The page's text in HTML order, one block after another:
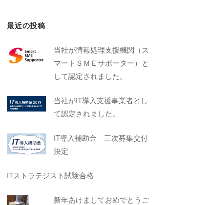
最近の投稿
当社が情報処理支援機関（ス
マートＳＭＥサポーター）と
して認定されました。
当社がIT導入支援事業者とし
て認定されました。
IT導入補助金 三次募集交付
決定
ITストラテジスト試験合格
新年あけましておめでとうご